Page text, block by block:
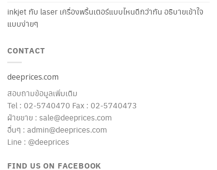
inkjet กับ laser เครื่องพริ้นเตอร์แบบไหนดีกว่ากัน อธิบายเข้าใจ
แบบง่ายๆ
CONTACT
deeprices.com
สอบถามข้อมูลเพิ่มเติม
Tel : 02-5740470 Fax : 02-5740473
ฝ่ายขาย : sale@deeprices.com
อื่นๆ : admin@deeprices.com
Line : @deeprices
FIND US ON FACEBOOK